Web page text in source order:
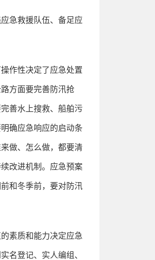
急救援队伍、备足应
作性决定了应急处置
方面要完善防汛抢
善水上搜救、船舶污
确应急响应的启动条
做、怎么做，都要清
改进机制。应急预案
和冬季前，要对防汛
素质和能力决定应急
名登记、实人编组、